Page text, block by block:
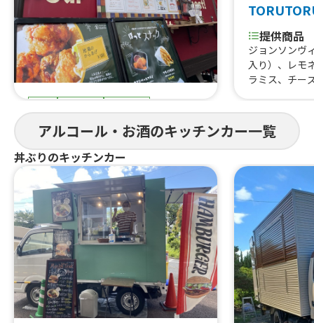
まると
提供商品
ぐるぐるウインナー、QQボール、生ビ
ール、ゆめかわひんやりスイーツ、豚
角煮丼、かき氷、ほっとスナック、か
す大根、ホットレモネード、唐揚げ、le
monade、つくねフリット、つくねカ
レー、つくねライス
提供商品
ジョンソンヴ
入り）、レモ
ラミス、チー
すじ煮込み、
重、はらみ
牛タン串、
にわ黒牛ステ
巻きおにぎり
熟成ハラミ
焼肉丼、大阪
美人カステラ
0個、チュロ
ーク焼きそば
ェ、焼き鳥、
しパイン、な
ば、フランク
タン重、唐揚
こ焼き
アルコール・お酒のキッチンカー一覧
丼ぶりのキッチンカー